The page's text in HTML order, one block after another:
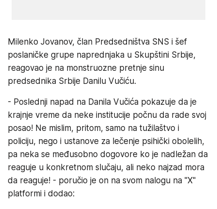
Milenko Jovanov, član Predsedništva SNS i šef
poslaničke grupe naprednjaka u Skupštini Srbije,
reagovao je na monstruozne pretnje sinu
predsednika Srbije Danilu Vučiću.
- Poslednji napad na Danila Vučića pokazuje da je
krajnje vreme da neke institucije počnu da rade svoj
posao! Ne mislim, pritom, samo na tužilaštvo i
policiju, nego i ustanove za lečenje psihički obolelih,
pa neka se međusobno dogovore ko je nadležan da
reaguje u konkretnom slučaju, ali neko najzad mora
da reaguje! - poručio je on na svom nalogu na "X"
platformi i dodao: